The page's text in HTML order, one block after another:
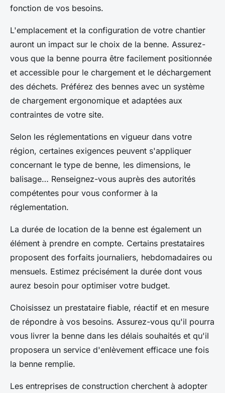
fonction de vos besoins.
L'emplacement et la configuration de votre chantier
auront un impact sur le choix de la benne. Assurez-
vous que la benne pourra être facilement positionnée
et accessible pour le chargement et le déchargement
des déchets. Préférez des bennes avec un système
de chargement ergonomique et adaptées aux
contraintes de votre site.
Selon les réglementations en vigueur dans votre
région, certaines exigences peuvent s'appliquer
concernant le type de benne, les dimensions, le
balisage… Renseignez-vous auprès des autorités
compétentes pour vous conformer à la
réglementation.
La durée de location de la benne est également un
élément à prendre en compte. Certains prestataires
proposent des forfaits journaliers, hebdomadaires ou
mensuels. Estimez précisément la durée dont vous
aurez besoin pour optimiser votre budget.
Choisissez un prestataire fiable, réactif et en mesure
de répondre à vos besoins. Assurez-vous qu'il pourra
vous livrer la benne dans les délais souhaités et qu'il
proposera un service d'enlèvement efficace une fois
la benne remplie.
Les entreprises de construction cherchent à adopter